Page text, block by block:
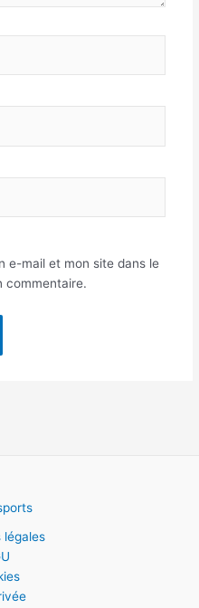
e-mail et mon site dans le
commentaire.
légales